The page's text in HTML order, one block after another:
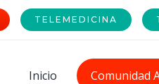
TELEMEDICINA
Inicio Comunidad